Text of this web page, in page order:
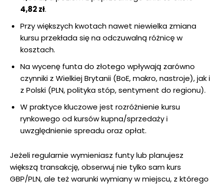
4,82 zł.
Przy większych kwotach nawet niewielka zmiana
kursu przekłada się na odczuwalną różnicę w
kosztach.
Na wycenę funta do złotego wpływają zarówno
czynniki z Wielkiej Brytanii (BoE, makro, nastroje), jak i
z Polski (PLN, polityka stóp, sentyment do regionu).
W praktyce kluczowe jest rozróżnienie kursu
rynkowego od kursów kupna/sprzedaży i
uwzględnienie spreadu oraz opłat.
Jeżeli regularnie wymieniasz funty lub planujesz
większą transakcję, obserwuj nie tylko sam kurs
GBP/PLN, ale też warunki wymiany w miejscu, z którego